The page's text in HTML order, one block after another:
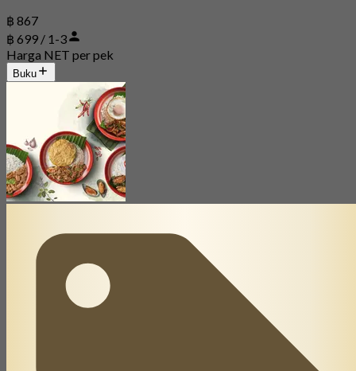
฿ 867
฿ 699 / 1-3
Harga NET per pek
Buku